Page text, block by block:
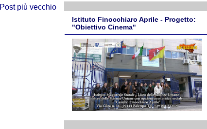
Post più vecchio
Istituto Finocchiaro Aprile - Progetto:
"Obiettivo Cinema"